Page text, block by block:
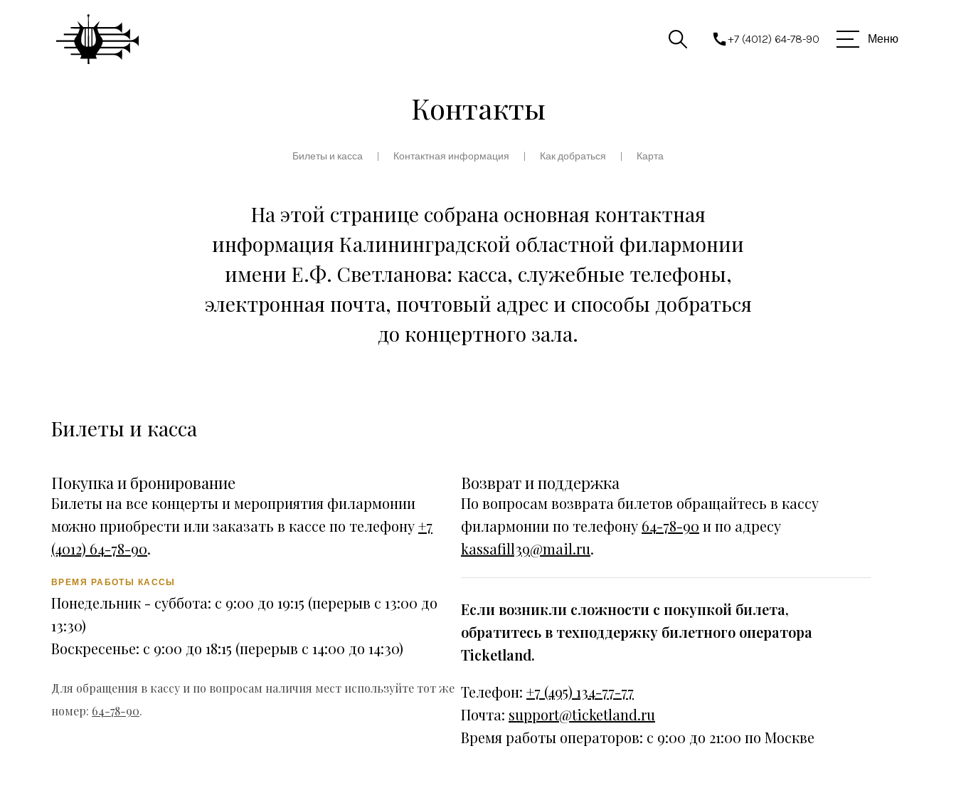
+7 (4012) 64-78-90 Меню
Контакты
Билеты и касса Контактная информация Как добраться Карта
На этой странице собрана основная контактная
информация Калининградской областной филармонии
имени Е.Ф. Светланова: касса, служебные телефоны,
электронная почта, почтовый адрес и способы добраться
до концертного зала.
Билеты и касса
Покупка и бронирование
Билеты на все концерты и мероприятия филармонии
можно приобрести или заказать в кассе по телефону+7
(4012) 64-78-90.
ВРЕМЯ РАБОТЫ КАССЫ
Понедельник - суббота: с 9:00 до 19:15 (перерыв с 13:00 до
13:30)
Воскресенье: с 9:00 до 18:15 (перерыв с 14:00 до 14:30)
Для обращения в кассу и по вопросам наличия мест используйте тот же
номер: 64-78-90.
Возврат и поддержка
По вопросам возврата билетов обращайтесь в кассу
филармонии по телефону 64-78-90 и по адресу
kassafill39@mail.ru.
Если возникли сложности с покупкой билета,
обратитесь в техподдержку билетного оператора
Ticketland.
Телефон: +7 (495) 134-77-77
Почта: support@ticketland.ru
Время работы операторов: с 9:00 до 21:00 по Москве